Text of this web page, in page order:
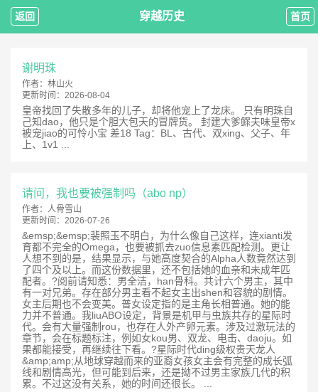
返回 穿越历史 首页
谢明珠
作者： 林山火
更新时间： 2026-08-04
皇帝找回了失散多年的儿子，却将他宠上了龙床。 只有明珠自
己知dao，他只是个胆大包天的冒牌货。 封建大爹鳏夫味皇帝x
被宠jiao的可怜小宝 差18 Tag：BL、古代、双xing、父子、年
上、1v1 ...
请问，我也要被强制吗（abo np）
作者： 人骨雪山
更新时间： 2026-07-26
&emsp;&emsp;裴照玉不明白，为什么像自己这样，连xianti发
育都不完全的Omega，也要被抓去zuo信息素匹配检测。更让
人想不到的是，结果显示，与她高度契合的Alpha人数竟然达到
了四个及以上。而这份数据里，还不包括她的血亲和未成年匹
配者。?阅前请知悉：男全洁，han骨科。共计六个男主，其中
有一对兄弟。存在部分男主看不起女主出shen和容貌的剧情。
女主后期也不会变美。普女设定指的是主角长相普通。她的能
力并不普通。我liuABO设定，背景是机甲与虫族共存的星际时
代。会有大量强制rou，也存在人外产卵元素。涉及过激玩法的
章节，会在标题标注，例如女kou男、双龙、电击、daoju。如
果都能接受，再继续往下看。?星际时代ding级权贵天龙人
&amp;amp;从地球穿越而来的亚裔女孩女主会有完整的成长弧
线和剧情高光，但可能到后来，还是拗不过男主家族几代的积
累。不过这没有关系，她的时间还很长。 ...